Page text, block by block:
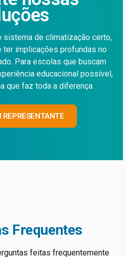
sistema de climatização certo,
ter implicações profundas no
Para escolas que buscam
educacional possível,
que faz toda a diferença.
Frequentes
feitas frequentemente